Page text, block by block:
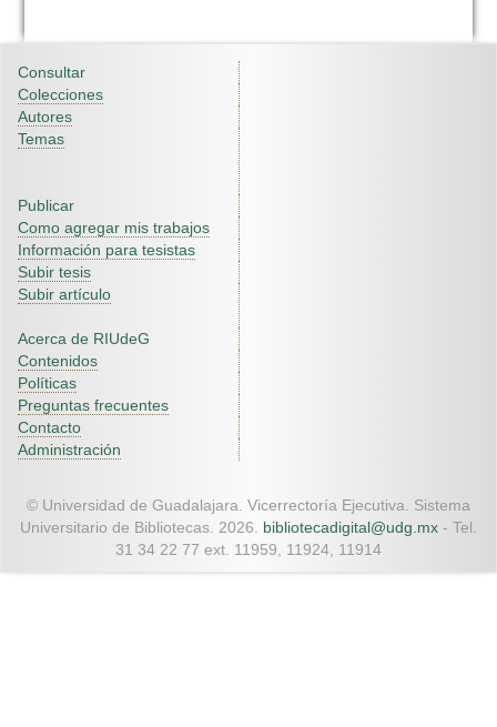
Consultar
Colecciones
Autores
Temas
Publicar
Como agregar mis trabajos
Información para tesistas
Subir tesis
Subir artículo
Acerca de RIUdeG
Contenidos
Políticas
Preguntas frecuentes
Contacto
Administración
© Universidad de Guadalajara. Vicerrectoría Ejecutiva. Sistema
Universitario de Bibliotecas. 2026. bibliotecadigital@udg.mx - Tel.
31 34 22 77 ext. 11959, 11924, 11914